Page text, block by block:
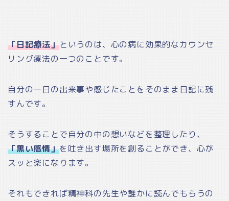
「日記療法」というのは、心の病に効果的なカウンセ
リング療法の一つのことです。
自分の一日の出来事や感じたことをそのまま日記に残
すんです。
そうすることで自分の中の想いなどを整理したり、
「黒い感情」を吐き出す場所を創ることができ、心が
スッと楽になります。
それもできれば精神科の先生や誰かに読んでもらうの